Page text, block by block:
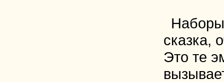
сказка,
Это те